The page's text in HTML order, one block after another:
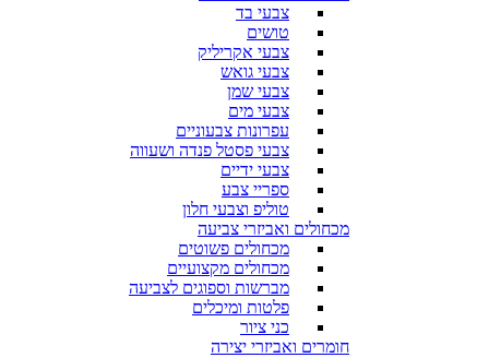
צבעי בד
טושים
צבעי אקריליק
צבעי גואש
צבעי שמן
צבעי מים
עפרונות צבעוניים
צבעי פסטל פנדה ושעווה
צבעי ידיים
ספריי צבע
טוליפ וצבעי חלון
מכחולים ואביזרי צביעה
מכחולים פשוטים
מכחולים מקצועיים
מברשות וספוגים לצביעה
פלטות ומיכלים
כני ציור
חומרים ואביזרי יצירה